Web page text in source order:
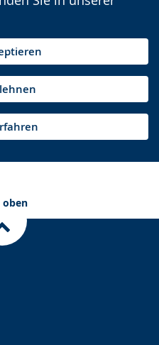
oben